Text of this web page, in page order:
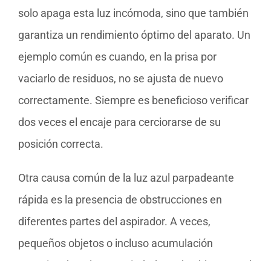
solo apaga esta luz incómoda, sino que también
garantiza un rendimiento óptimo del aparato. Un
ejemplo común es cuando, en la prisa por
vaciarlo de residuos, no se ajusta de nuevo
correctamente. Siempre es beneficioso verificar
dos veces el encaje para cerciorarse de su
posición correcta.
Otra causa común de la luz azul parpadeante
rápida es la presencia de obstrucciones en
diferentes partes del aspirador. A veces,
pequeños objetos o incluso acumulación